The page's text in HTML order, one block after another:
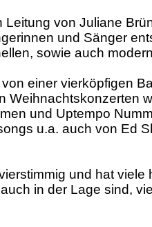
Leitung von Juliane
und Sänger
sowie auch
einer vierköpfigen
Weihnachtskonzerten
und Uptempo
u.a. auch von Ed
und hat viele
in der Lage sind,